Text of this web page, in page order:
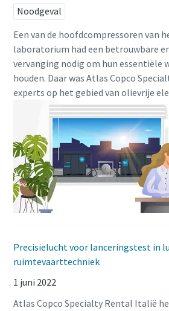
Noodgeval
Een van de hoofdcompressoren van
laboratorium had een betrouwbare
vervanging nodig om hun essentiële
houden. Daar was Atlas Copco
experts op het gebied van olievrije
Precisielucht voor lanceringstest in
ruimtevaarttechniek
1 juni 2022
Atlas Copco Specialty Rental Italië